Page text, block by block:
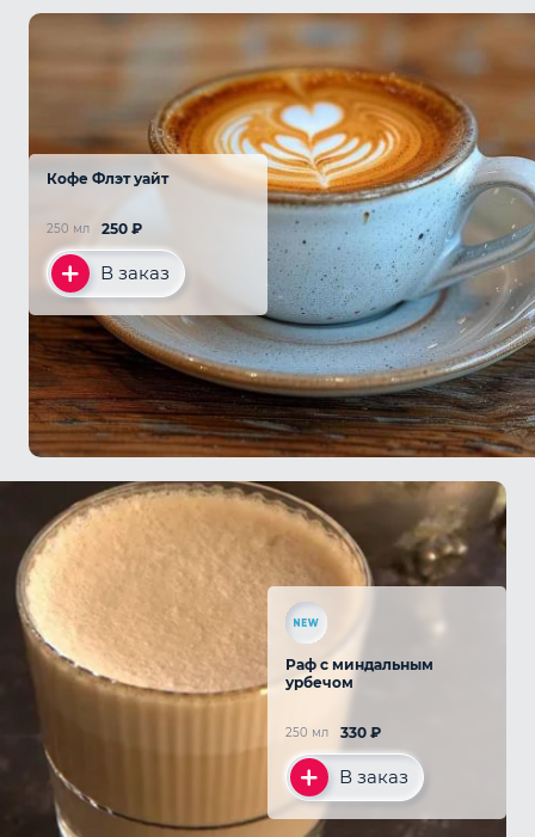
Кофе Флэт уайт
250 ₽
250 мл
В заказ
Раф с миндальным
урбечом
330 ₽
250 мл
В заказ